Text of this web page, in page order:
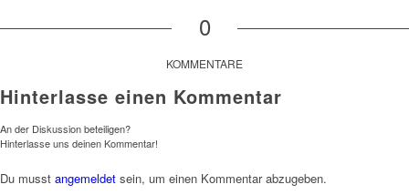
0
KOMMENTARE
Hinterlasse einen Kommentar
An der Diskussion beteiligen?
Hinterlasse uns deinen Kommentar!
Du musst angemeldet sein, um einen Kommentar abzugeben.